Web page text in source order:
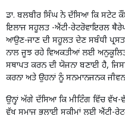
ਡਾ. ਬਲਬੀਰ ਸਿੰਘ ਨੇ ਦੱਸਿਆ ਕਿ ਸਟੇਟ
ਇਲਾਜ ਸਹੂਲਤ -ਐਂਟੀ-ਰੇਟਰੋਵਾਇਰਲ
ਆਉਣ-ਜਾਣ ਦੀ ਸਹੂਲਤ ਦੇਣ ਸਬੰਧੀ
ਨਾਲ ਜੂਝ ਰਹੇ ਵਿਅਕਤੀਆਂ ਲਈ
ਸਥਾਪਤ ਕਰਨ ਦੀ ਯੋਜਨਾ ਬਣਾਈ ਹੈ,
ਕਰਨਾ ਅਤੇ ਉਹਨਾਂ ਨੂੰ ਸਨਮਾਨਜਨਕ
ਉਨ੍ਹਾਂ ਅੱਗੇ ਦੱਸਿਆ ਕਿ ਮੀਟਿੰਗ ਵਿੱਚ
ਵੱਖ ਸਮਾਜ ਭਲਾਈ ਸਕੀਮਾਂ ਲਈ ਐਂਟੀ-